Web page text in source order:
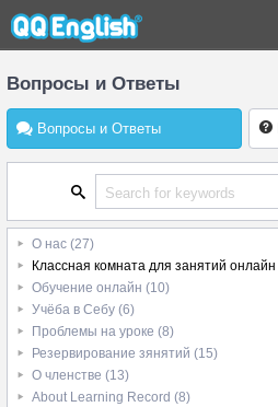
Вопросы и Ответы
Вопросы и Ответы
О нас (27)
Классная комната для занятий онлайн
Обучение онлайн (10)
Учёба в Себу (6)
Проблемы на уроке (8)
Резервирование зянятий (15)
О членстве (13)
About Learning Record (8)